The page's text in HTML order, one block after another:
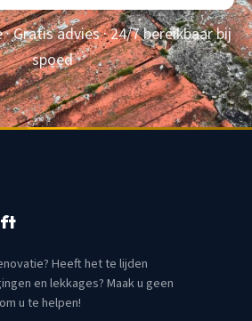
Gratis advies · 24/7 bereikbaar bij
spoed
Heeft het te lijden
en lekkages? Maak u geen
u te helpen!